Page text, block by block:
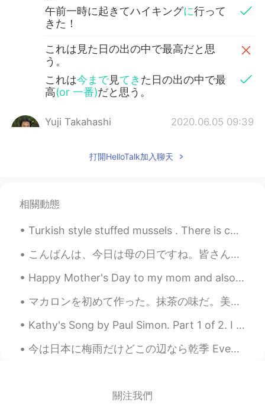
午前一時に起きてハイキングに行って
きた！
これは見た日の出の中で最高だと思
う。
これは今まで見てき た日の出の中で最
高(or 一番)だと思う。
Yuji Takahashi 2020.06.05 09:39
@Matthewnever been there and it is
EN
@Yuji TakahashiWashington State!
Matthew 2020.06.05 09:37
@Shota Kit Shura thank you!
JP EN
OMG is It in Japan?
打開HelloTalk加入聊天
相關動態
Turkish style stuffed mussels . There is cooked rice with spices in it. We squeeze lemon on ...
こんばんは、今日は母の日ですね。皆さん、お母さんに何かプレゼント🎁をしましたか？私は母にお花💐をあげました。話は変わりますが、最近仕事はとても忙しくて、疲れています。久しぶりに10時間を寝て、元...
Happy Mother's Day to my mom and also to my sister! Thanks mom for making sure that l ate a lot ...
マカロンを初めて作った。抹茶の味だ。美味しすぎてめっちゃ良かった！😍😍😍 오늘 마카롱을 처음 만들었다. 녹차의 맛이다. 맛이 너무 엄청 좋았다! I baked macarons...
Kathy's Song by Paul Simon. Part 1 of 2. I hear the drizzle of the rain Like a memory it falls ...
今は日本に梅雨だけどこの辺なら乾季 Even though in japan it’s the rainy season, around here it’s the dry season 私は...
關注我們